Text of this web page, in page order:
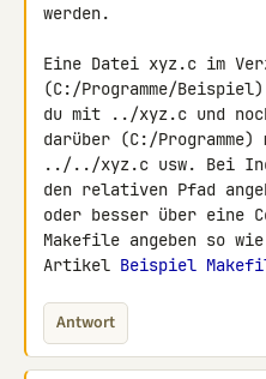
werden.
Eine Datei xyz.c im
(C:/Programme/
du mit ../xyz.c und
darüber (C:/Programme)
../../xyz.c usw. Bei
den relativen Pfad
oder besser über eine
Makefile angeben so
Artikel Beispiel
Antwort